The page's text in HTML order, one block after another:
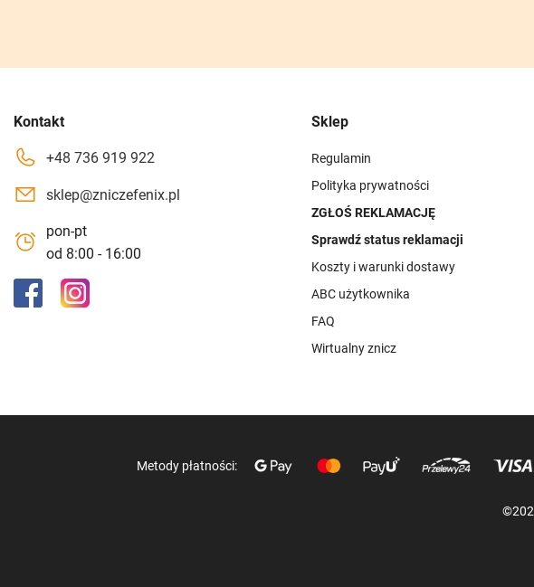
Kontakt
+48 736 919 922
sklep@zniczefenix.pl
pon-pt
od 8:00 - 16:00
Sklep
Regulamin
Polityka prywatności
ZGŁOŚ REKLAMACJĘ
Sprawdź status reklamacji
Koszty i warunki dostawy
ABC użytkownika
FAQ
Wirtualny znicz
Metody płatności: